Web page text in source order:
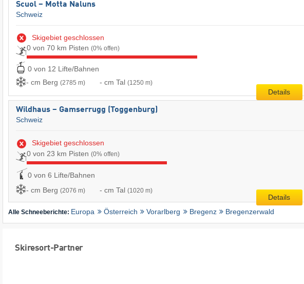
Scuol – Motta Naluns
Schweiz
Skigebiet geschlossen
0 von 70 km Pisten (0% offen)
0 von 12 Lifte/Bahnen
- cm Berg (2785 m) - cm Tal (1250 m)
Details
Wildhaus – Gamserrugg (Toggenburg)
Schweiz
Skigebiet geschlossen
0 von 23 km Pisten (0% offen)
0 von 6 Lifte/Bahnen
- cm Berg (2076 m) - cm Tal (1020 m)
Details
Alle Schneeberichte: Europa Österreich Vorarlberg Bregenz Bregenzerwald
Skiresort-Partner